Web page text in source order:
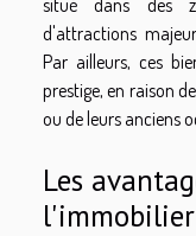
d'attractions
Par ailleurs, ces
prestige, en raison
ou de leurs anciens
Les